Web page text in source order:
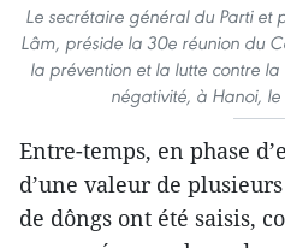
Le secrétaire général du Parti et
Lâm, préside la 30e réunion du
la prévention et la lutte contre
négativité, à Hanoi, le
Entre-temps, en phase
d’une valeur de
de dôngs ont été saisis,